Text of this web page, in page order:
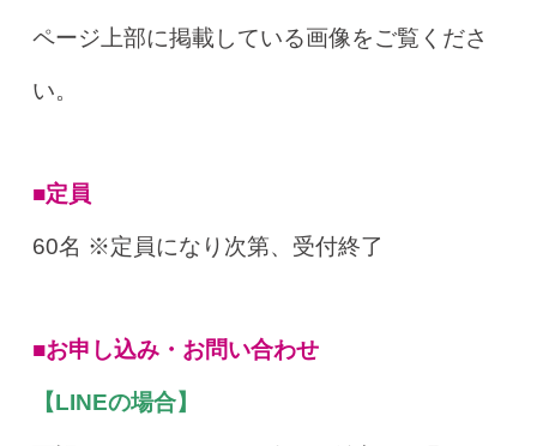
ページ上部に掲載している画像をご覧くださ
い。
■定員
60名 ※定員になり次第、受付終了
■お申し込み・お問い合わせ
【LINEの場合】